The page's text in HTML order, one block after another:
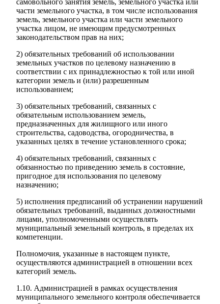
самовольного занятия земель, земельного участка или
части земельного участка, в том числе использования
земель, земельного участка или части земельного
участка лицом, не имеющим предусмотренных
законодательством прав на них;
2) обязательных требований об использовании
земельных участков по целевому назначению в
соответствии с их принадлежностью к той или иной
категории земель и (или) разрешенным
использованием;
3) обязательных требований, связанных с
обязательным использованием земель,
предназначенных для жилищного или иного
строительства, садоводства, огородничества, в
указанных целях в течение установленного срока;
4) обязательных требований, связанных с
обязанностью по приведению земель в состояние,
пригодное для использования по целевому
назначению;
5) исполнения предписаний об устранении нарушений
обязательных требований, выданных должностными
лицами, уполномоченными осуществлять
муниципальный земельный контроль, в пределах их
компетенции.
Полномочия, указанные в настоящем пункте,
осуществляются администрацией в отношении всех
категорий земель.
1.10. Администрацией в рамках осуществления
муниципального земельного контроля обеспечивается
Городская Среда